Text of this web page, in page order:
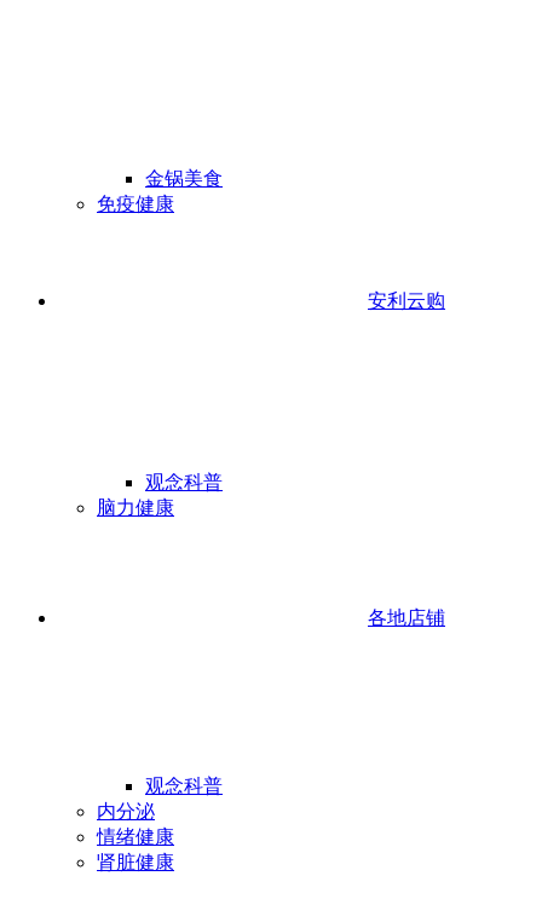
安利云购
各地店铺
金锅美食
免疫健康
观念科普
脑力健康
观念科普
内分泌
情绪健康
肾脏健康